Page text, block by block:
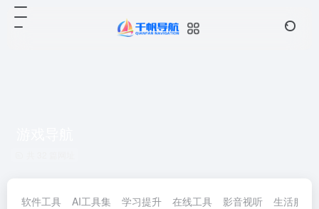
软件工具 AI工具集 学习提升 在线工具 影音视听 生活服务